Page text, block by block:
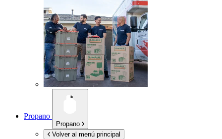
Propano
Propano
Volver al menú principal